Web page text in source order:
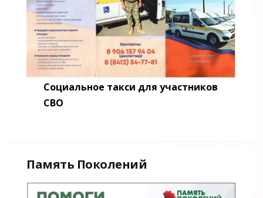
Социальное такси для участников
СВО
Память Поколений